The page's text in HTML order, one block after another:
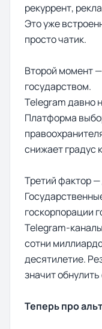
рекуррент,
Это уже
просто чатик.
Второй момент
государством.
Telegram давно
Платформа
снижает градус
Третий фактор —
госкорпорации
Telegram-
сотни
десятилетие.
значит
Теперь про